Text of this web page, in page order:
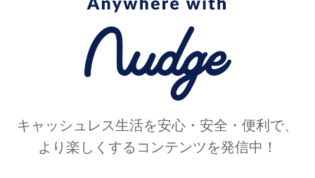
キャッシュレス生活を安心・安全・便利で、
より楽しくするコンテンツを発信中！